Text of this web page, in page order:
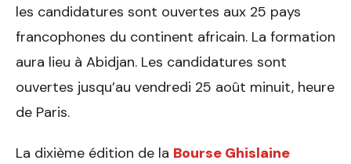
les candidatures sont ouvertes aux 25 pays
francophones du continent africain. La formation
aura lieu à Abidjan. Les candidatures sont
ouvertes jusqu’au vendredi 25 août minuit, heure
de Paris.
La dixième édition de la Bourse Ghislaine